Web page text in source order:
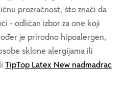
prozračnost, što znači da
- odličan izbor za one koji
je prirodno hipoalergen,
sklone alergijama ili
TipTop Latex New nadmadrac